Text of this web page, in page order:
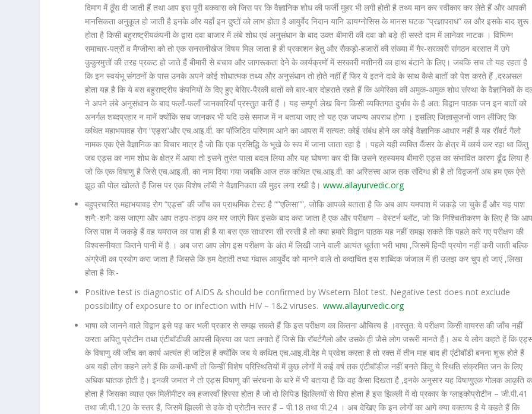
दिमाग में ठूँस दी जाती हैं तथा आप इस पूरी बकवास को जिस पर कि वैज्ञानिक शोध की फर्जी मुहर भी लगी होती है तथ्य मान कर स्वीकार कर लेते हैं और आपकी
मानसिकता अनुकूल हो जाती है इनके और यहाँ इन दुष्टों को लाभ होता है आयुर्वेद निदान यानि डायग्नोसिस के मानस घटक “प्रज्ञापराध” का और इसके बाद शुरू
होता है किसी बहुराष्ट्रीयकंपनी के द्वारा दवा बाजार में लंबे शोध एवं अनुसंधान के बाद उक्त बीमारी की दवा को बड़े ही सस्ते दाम में लानेका नाटक । विभिन्न
समाचार-पत्रों व मैग्जीन्स को तो एक सनसनीखेज विषय मिल जाता है ही प्रकाशन हेतु और सैकड़ो-हजारों की संख्या में गैर-सरकारी संगठन बरसात में उगे
कुकुरमुत्तों की तरह प्रकट हो जाते हैं बीमारी से बचाव और जागरूकता देने के कार्यक्रमों में सरकारी मशीनरी का हाथ बंटाने के लिए। जबकि सच तो यह रहता है
कि इन स्वयंभू संगठनों के पास उनके अपने कोई शोधात्मक तथ्य और अनुसंधान तो होते नहीं हैं फिर ये इतने दावे के साथ कैसे बातों को पेश करते हैं ,दरअसल
होता यह है कि ये बस बहुराष्ट्रीय कंपनियों के दिए हुए बेसिर-पैरकी बातों को बार-बार दोहराते रहते हैं कि अमेरिका की अमुक-अमुक शोध संस्था के वैज्ञानिकों के
ने अपने लंबे अनुसंधान के बाद फलाँ-फलाँ जानकारियाँ प्रस्तुत करीं हैं । यह सम्पूर्ण लेख बिना किसी व्यक्तिगत दुर्भाव के है अत: विद्वान पाठक जन इन बातों को
अनर्गल शब्दप्रहार न मानें क्योंकि सच जानकर भी यदि उसे समाज में न बताया जाए तो यह एक जघन्य अपराध होगा । इसलिए जिज्ञासुजनों जान लीजिए कि
कथित महाभयावह रोग “एड्स”और एच.आइ.वी. का पॉजिटिव परिणाम आने का आपस में सत्यत: कोई संबंध होने का कोई वैज्ञानिक आधार नहीं है यह रॉबर्ट गैलो
नामक एक ऐसे वैज्ञानिक का विचार मात्र है जो कि एक प्रसिद्धि के भूखे के रूप में जाना जाता रहा है । पहले यही व्यक्ति कैंसर के क्षेत्र में कार्य कर रहा था किंतु
जब एड्स का नाम शोध के क्षेत्र में आया तो इसने तुरंत पाला बदल लिया और यह घोषणा कर दी कि उसने रहस्यमय बीमारी एड्स का संभावित कारण ढूँढ लिया है
जो कि एक विषाणु है जिसे एच.आइ.वी. का नाम दिया गया जबकि आज तक कथित एच.आइ.वी. का अस्तित्त्व आज तक संदिग्ध ही है तो विद्वजनों अब हम एक ऐसे
झूठ की पोल खोलते हैं जिस पर एक विशेष लॉबी ने वैज्ञानिकता की मुहर लगा रखी है।www.allayurvedic.org
बहुप्रचारित महाभयावह रोग “एड्स” की जाँच का प्राथमिक टेस्ट है “”एलिसा””, जोकि आपको बताता है कि अब आप यमपाश में जकड़े जा चुके हैं और यह पाश
शनै:-शनै: कस जाएगा और आप तड़प-तड़प कर मर जाएंगे फिर इसके बाद करा जाता है एक और परीक्षण – वेस्टर्न ब्लॉट, जो कि निश्चितीकरण के लिए है कि
जिस पाश में जकड़े हैं वह यमराज का पाश ही है या बस एक साधारण सी रस्सी है तो क्या हमारे विद्वान पाठक यह नहीं समझ सकते कि पहले करे गए परीक्षण की
विश्वसनीयता कितने पानी में है । अब जरा आप लोग इस परीक्षण के अंत में लिखी जाने वाली अत्यंत धूर्तता भरी भाषा ,जिसमें हिन्दी प्रयोग नहीं करी जाती बल्कि
अंग्रेजी का प्रयोग करा जाता है जिससे कि हम देहाती तथा गंवारू आयुर्वेद को मानने वाले तो कदाचित इस शाब्दिक जंजाल में ही उलझ कर चुप हो जाएं ,लिखा
होता है कि:-
Positive test is diagnostic of AIDS & should be confirmed by Wsetern Blot test. Negative test does not exclude
possibility of exposure to or infection with HIV – 1&2 viruses.www.allayurvedic.org
भाषा को जानने वाले विद्वान इसे पढ़ कर भली प्रकार से समझ सकते हैं कि इस परीक्षण का कितना औचित्य है ।वस्तुत: ये परीक्षण किसी वायरस की जाँच नहीं
करता अपितु प्रोटीन तथा एंटीबॉडीकी आपसी क्रिया का पता लगाते हैं जिसे कि रॉबर्टगैलो और उसके ही जैसे लोग जरूरी मानते हैं। अब ये लोग कहते हें कि
के विषाणु की जाँच का कार्य अत्यंत ही जटिल है क्योंकि जब ये कथित एच.आइ.वी.देह मे प्रवेश करता है तो रक्त में तीन माह बाद ही एंटीबॉडी बनना शुरू होते हैं
अब यही लोग कहने लगे हैं कि कभी-कभी तो किन्हीं विशेष परिस्थितियों में कुछ लोगों में कई वर्ष तक एंटीबॉडीज नहीं बनते किंतु ये स्थिति संक्रमित जन के लिए
अधिक घातक होती है। इनकी जमात ने तो एड्स विषाणु की संरचना के बारे में भी बताया है कि वह कैसा दिखता है ,इनके अनुसार यह विषाणुएक गोलक आकृति
होता है जिसका व्यास एक मिलीमीटर का हजारवाँ हिस्सा होता है जो दो लिपिड झिल्लियों से घिरा होता है इस झिल्ली में दो प्रकार के ग्लाइकोप्रोटीन – जी.पी.41
तथा जी.पी.120 के स्तर हैं, जिसमें झिल्ली से ढके दो प्रोटीन स्तर हैं – पी.18 तथा पी.24 । अब देखिए कि इन लोगों का आगे क्या वक्तव्य है ये कहते हैं कि